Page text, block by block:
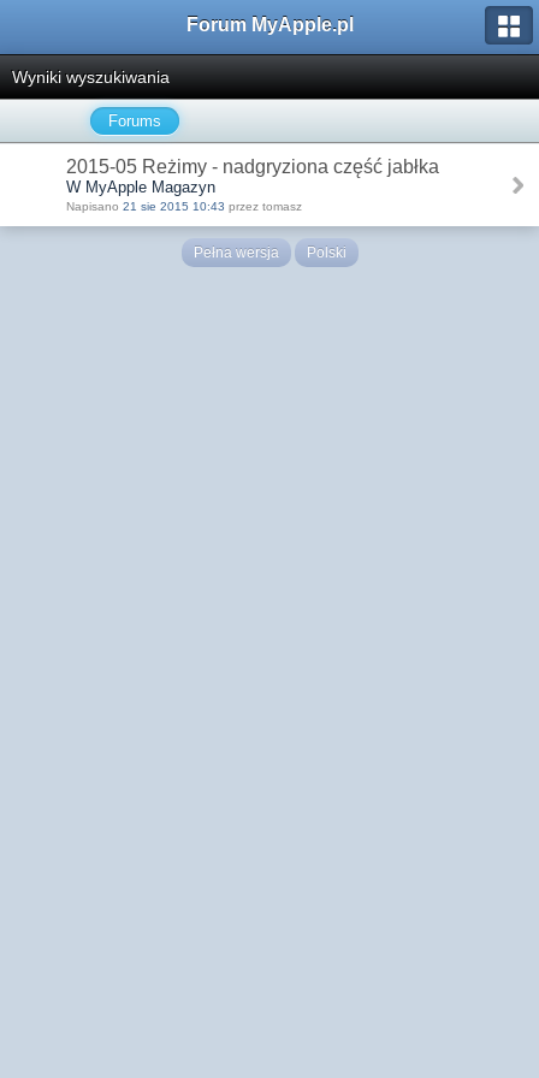
Forum MyApple.pl
Wyniki wyszukiwania
Forums
2015-05 Reżimy - nadgryziona część jabłka
W MyApple Magazyn
Napisano 21 sie 2015 10:43 przez tomasz
Pełna wersja Polski